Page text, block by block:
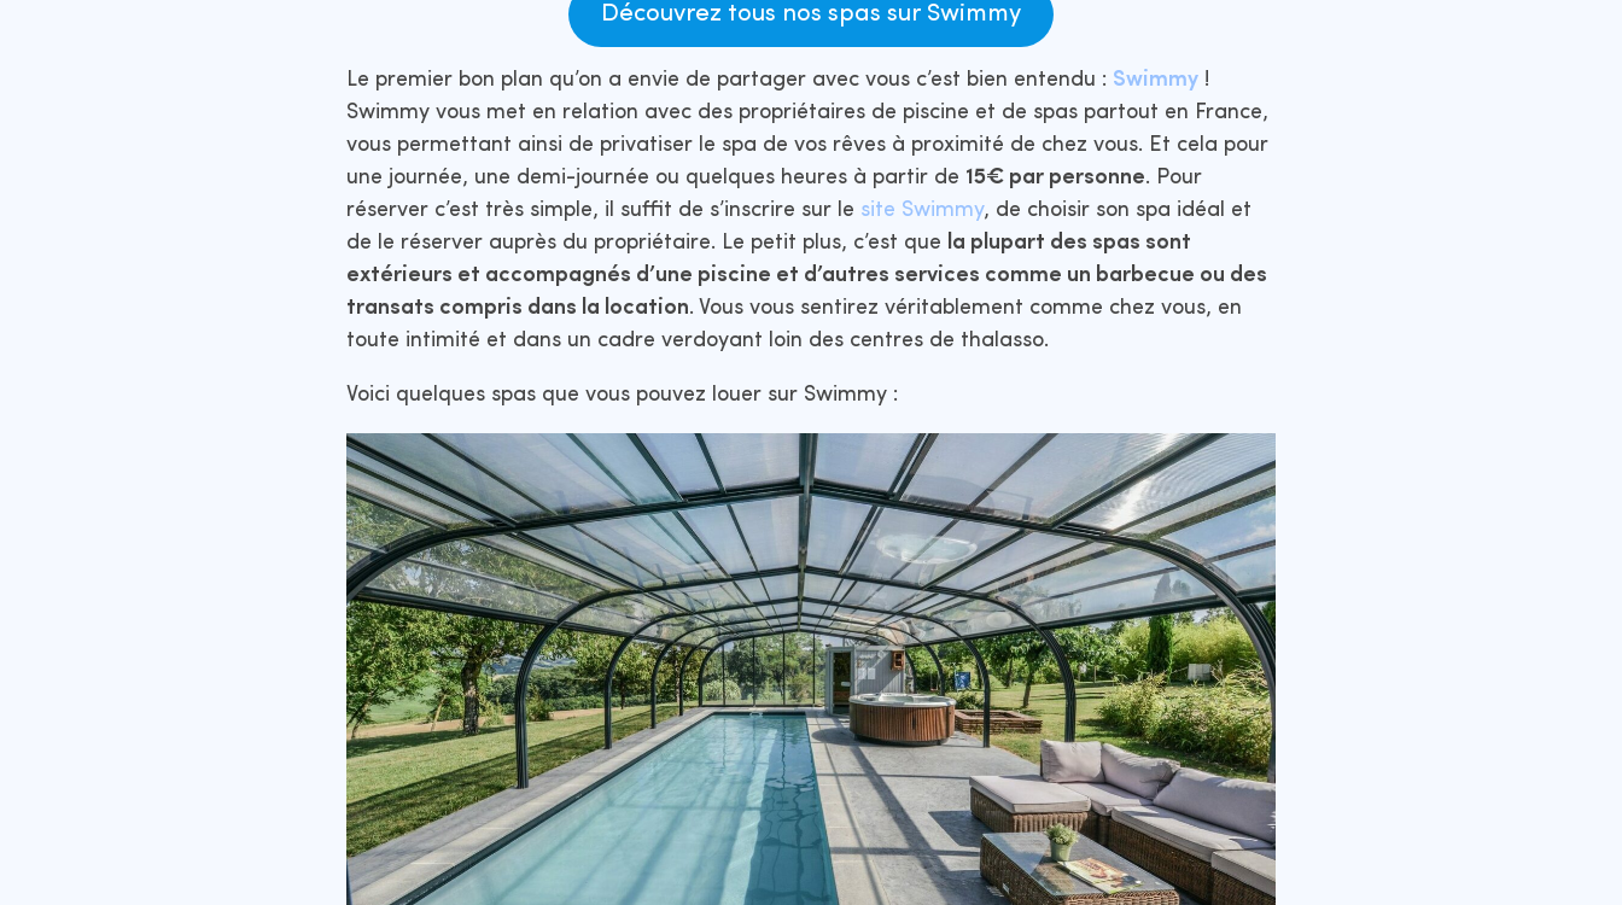
Découvrez tous nos spas sur Swimmy
Le premier bon plan qu’on a envie de partager avec vous c’est bien entendu : Swimmy !
Swimmy vous met en relation avec des propriétaires de piscine et de spas partout en France,
vous permettant ainsi de privatiser le spa de vos rêves à proximité de chez vous. Et cela pour
une journée, une demi-journée ou quelques heures à partir de 15€ par personne. Pour
réserver c’est très simple, il suffit de s’inscrire sur le site Swimmy, de choisir son spa idéal et
de le réserver auprès du propriétaire. Le petit plus, c’est que la plupart des spas sont
extérieurs et accompagnés d’une piscine et d’autres services comme un barbecue ou des
transats compris dans la location. Vous vous sentirez véritablement comme chez vous, en
toute intimité et dans un cadre verdoyant loin des centres de thalasso.
Voici quelques spas que vous pouvez louer sur Swimmy :